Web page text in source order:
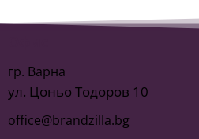
гр. Варна
ул. Цоньо Тодоров 10
office@brandzilla.bg